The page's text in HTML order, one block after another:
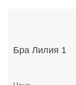
Бра Лилия 1